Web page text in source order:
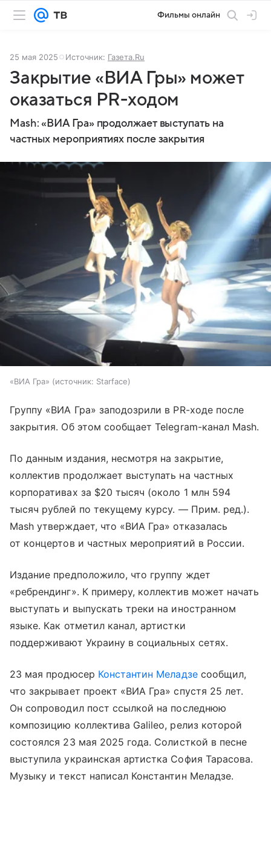
Фильмы онлайн
25 мая 2025 Источник: Газета.Ru
Закрытие «ВИА Гры» может
оказаться PR-ходом
Mash: «ВИА Гра» продолжает выступать на
частных мероприятиях после закрытия
«ВИА Гра» источник: Starface
Группу «ВИА Гра» заподозрили в PR-ходе после
закрытия. Об этом сообщает Telegram-канал Mash.
По данным издания, несмотря на закрытие,
коллектив продолжает выступать на частных
корпоративах за $20 тысяч (около 1 млн 594
тысяч рублей по текущему курсу. — Прим. ред.).
Mash утверждает, что «ВИА Гра» отказалась
от концертов и частных мероприятий в России.
Издание предположило, что группу ждет
«ребрендинг». К примеру, коллектив может начать
выступать и выпускать треки на иностранном
языке. Как отметил канал, артистки
поддерживают Украину в социальных сетях.
23 мая продюсер Константин Меладзесообщил,
что закрывает проект «ВИА Гра» спустя 25 лет.
Он сопроводил пост ссылкой на последнюю
композицию коллектива Galileo, релиз которой
состоялся 23 мая 2025 года. Солисткой в песне
выступила украинская артистка София Тарасова.
Музыку и текст написал Константин Меладзе.